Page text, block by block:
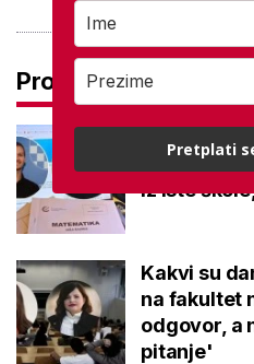
Pročitaj još
potpuno
iz iste
Kakvi su
na fakultet
odgovor, a
pitanje'
Pretplati